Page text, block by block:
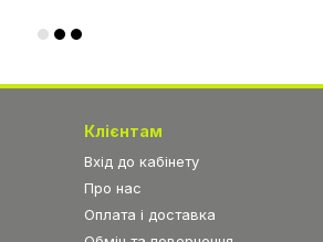
Клієнтам
Вхід до кабінету
Про нас
Оплата і доставка